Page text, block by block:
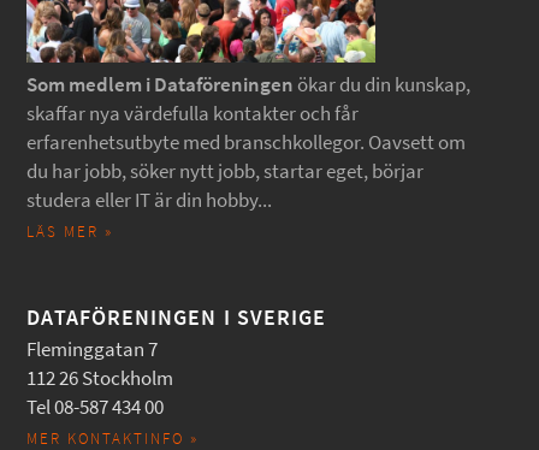
Som medlem i Dataföreningen ökar du din kunskap,
skaffar nya värdefulla kontakter och får
erfarenhetsutbyte med branschkollegor. Oavsett om
du har jobb, söker nytt jobb, startar eget, börjar
studera eller IT är din hobby...
LÄS MER »
DATAFÖRENINGEN I SVERIGE
Fleminggatan 7
112 26 Stockholm
Tel 08-587 434 00
MER KONTAKTINFO »